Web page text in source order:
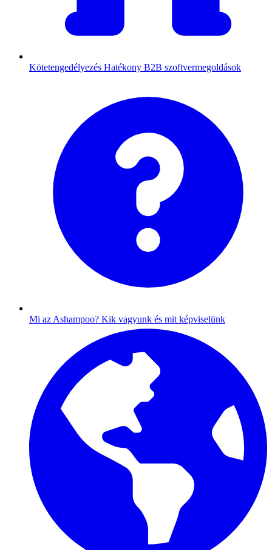
Kötetengedélyezés Hatékony B2B szoftvermegoldások
Mi az Ashampoo? Kik vagyunk és mit képviselünk